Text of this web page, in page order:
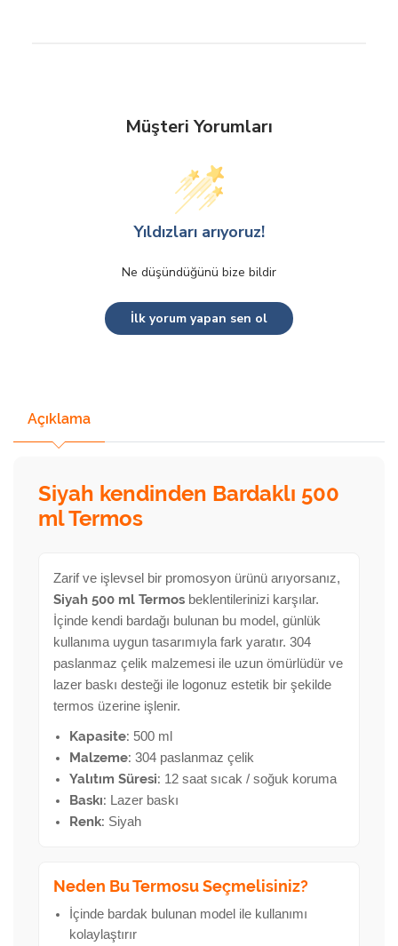
Müşteri Yorumları
Yıldızları arıyoruz!
Ne düşündüğünü bize bildir
İlk yorum yapan sen ol
Açıklama
Siyah kendinden Bardaklı 500
ml Termos
Zarif ve işlevsel bir promosyon ürünü arıyorsanız,
Siyah 500 ml Termos beklentilerinizi karşılar.
İçinde kendi bardağı bulunan bu model, günlük
kullanıma uygun tasarımıyla fark yaratır. 304
paslanmaz çelik malzemesi ile uzun ömürlüdür ve
lazer baskı desteği ile logonuz estetik bir şekilde
termos üzerine işlenir.
Kapasite: 500 ml
Malzeme: 304 paslanmaz çelik
Yalıtım Süresi: 12 saat sıcak / soğuk koruma
Baskı: Lazer baskı
Renk: Siyah
Neden Bu Termosu Seçmelisiniz?
İçinde bardak bulunan model ile kullanımı
kolaylaştırır